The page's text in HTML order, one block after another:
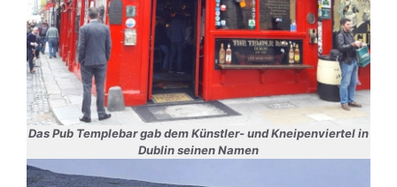
Das Pub Templebar gab dem Künstler- und Kneipenviertel in
Dublin seinen Namen